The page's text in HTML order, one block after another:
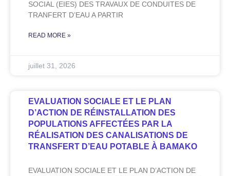
SOCIAL (EIES) DES TRAVAUX DE CONDUITES DE
TRANFERT D’EAU A PARTIR
READ MORE »
juillet 31, 2026
EVALUATION SOCIALE ET LE PLAN
D’ACTION DE RÉINSTALLATION DES
POPULATIONS AFFECTÉES PAR LA
RÉALISATION DES CANALISATIONS DE
TRANSFERT D’EAU POTABLE À BAMAKO
EVALUATION SOCIALE ET LE PLAN D’ACTION DE